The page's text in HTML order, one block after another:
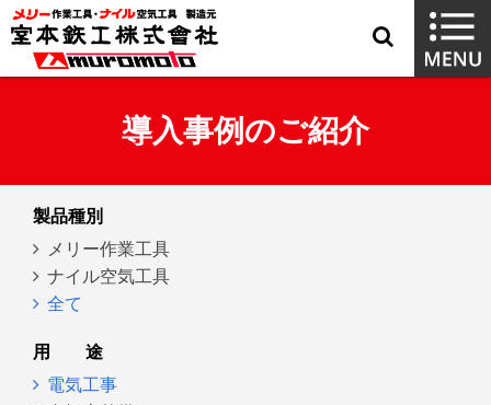
導入事例のご紹介
製品種別
メリー作業工具
ナイル空気工具
全て
用
途
電気工事